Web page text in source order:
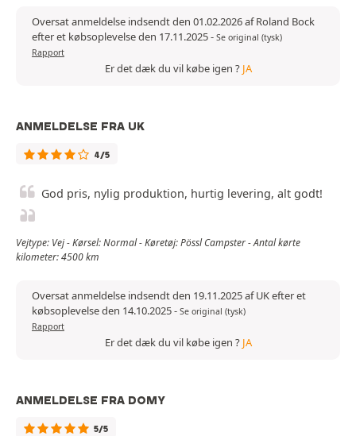
Oversat anmeldelse indsendt den 01.02.2026 af Roland Bock
efter et købsoplevelse den 17.11.2025- Se original (tysk)
Rapport
Er det dæk du vil købe igen ? JA
ANMELDELSE FRA UK
4/5
God pris, nylig produktion, hurtig levering, alt godt!
Vejtype: Vej - Kørsel: Normal - Køretøj: Pössl Campster - Antal kørte
kilometer: 4500 km
Oversat anmeldelse indsendt den 19.11.2025 af UK efter et
købsoplevelse den 14.10.2025- Se original (tysk)
Rapport
Er det dæk du vil købe igen ? JA
ANMELDELSE FRA DOMY
5/5